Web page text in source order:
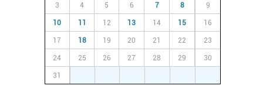
3 4 5 6 7 8 9
10 11 12 13 14 15 16
17 18 19 20 21 22 23
24 25 26 27 28 29 30
31